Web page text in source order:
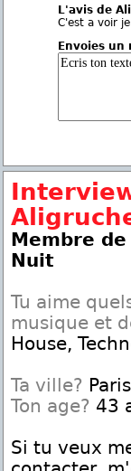
L'avis de
C'est a voir
Envoies un
Membre
Nuit
Tu aime
musique et
House,
Ta ville?
Ton age? 43
Si tu veux